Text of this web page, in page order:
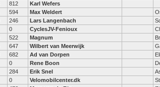
812 Karl Wefers
594 Max Weldert
246 Lars Langenbach
0 CyclesJV-Fenioux
522 Magnum
647 Wilbert van Meerwijk
682 Ad van Dorpen
0 Rene Boon
284 Erik Snel
0 Velomobilcenter.dk